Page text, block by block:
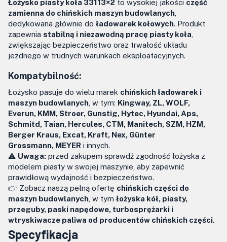
Łożysko piasty koła 33113×2 to wysokiej jakości część
zamienna do chińskich maszyn budowlanych
dedykowana głównie do ładowarek kołowych. Produkt
zapewnia stabilną i niezawodną pracę piasty koła
zwiększając bezpieczeństwo oraz trwałość układu
jezdnego w trudnych warunkach eksploatacyjnych.
Kompatybilność:
Łożysko pasuje do wielu marek chińskich ładowarek i
maszyn budowlanych , w tym: Kingway, ZL, WOLF,
Everun, KMM, Stroer, Gunstig, Hytec, Hyundai, Aps,
Schmitd, Taian, Hercules, CTM, Manitech, SZM, HZM,
Berger Kraus, Excat, Kraft, Nex, Günter
Grossmann, MEYER i innych.
⚠️ Uwaga: przed zakupem sprawdź zgodność łożyska z
modelem piasty w swojej maszynie, aby zapewnić
prawidłową wydajność i bezpieczeństwo.
👉 Zobacz naszą pełną ofertę chińskich części do
maszyn budowlanych , w tym łożyska kół, piasty,
przeguby, paski napędowe, turbosprężarki i
wtryskiwacze paliwa od producentów chińskich części.
Specyfikacja